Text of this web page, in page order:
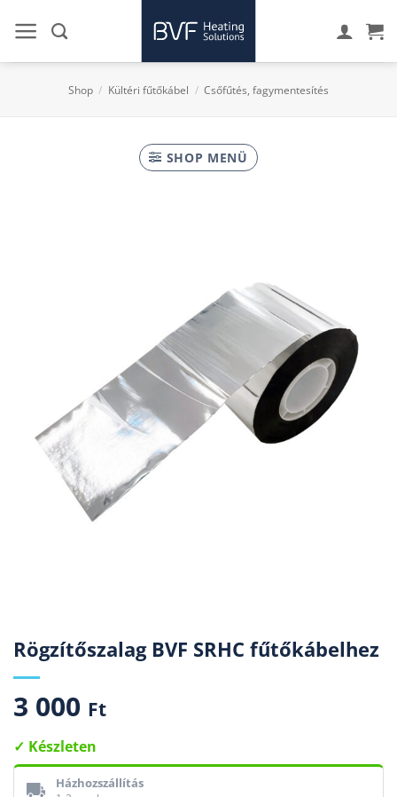
Shop / Kültéri fűtőkábel / Csőfűtés, fagy­­mentesítés
SHOP MENÜ
Rögzítőszalag BVF SRHC fűtőkábelhez
3 000 Ft
Készleten
Házhozszállítás